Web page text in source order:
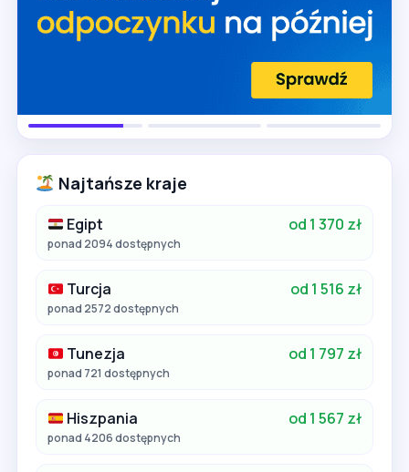
Najtańsze kraje
Egipt od 1 370 zł
ponad 2094 dostępnych
Turcja od 1 516 zł
ponad 2572 dostępnych
Tunezja od 1 797 zł
ponad 721 dostępnych
Hiszpania od 1 567 zł
ponad 4206 dostępnych